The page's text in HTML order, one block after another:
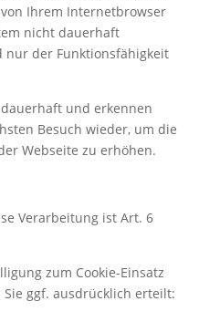
Ihrem Internetbrowser
nicht dauerhaft
nur der Funktionsfähigkeit
und erkennen
Besuch wieder, um die
Webseite zu erhöhen.
Verarbeitung ist Art. 6
zum Cookie-Einsatz
ggf. ausdrücklich erteilt: